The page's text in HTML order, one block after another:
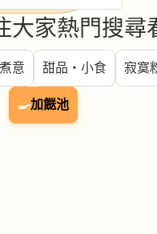
大家熱門搜尋
意 甜品・小食 寂寞
🍳加餸池